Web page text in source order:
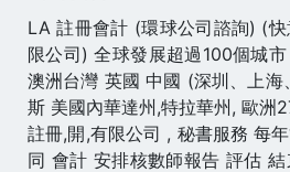
LA 註冊會計 (環球公司諮詢) (
限公司) 全球發展超過100個城
澳洲台灣 英國 中國 (深圳、上海
斯 美國內華達州,特拉華州, 歐洲
註冊,開,有限公司 , 秘書服務 每
同 會計 安排核數師報告 評估